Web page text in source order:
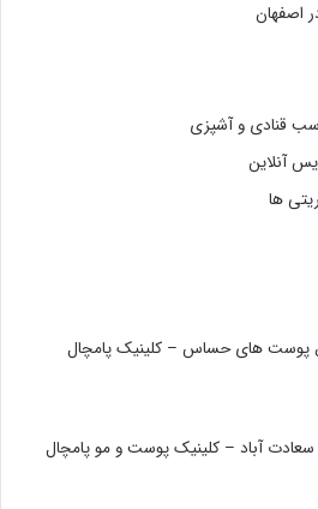
اصفهان
قنادی و آشپزی
آنلاین
ها
پوست های حساس – کلینیک پامچال
آباد – کلینیک پوست و مو پامچال